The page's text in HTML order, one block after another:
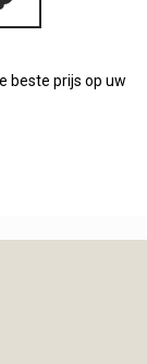
beste prijs op uw